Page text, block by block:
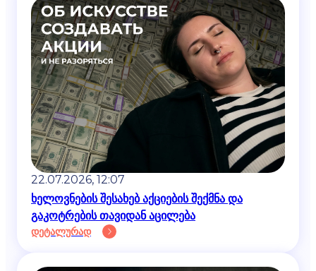
22.07.2026, 12:07
ხელოვნების შესახებ აქციების შექმნა და
გაკოტრების თავიდან აცილება
დეტალურად